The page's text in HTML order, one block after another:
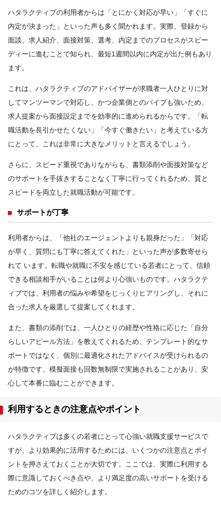
ハタラクティブの利用者からは「とにかく対応が早い」「すぐに
内定が決まった」といった声も多く聞かれます。実際、登録から
面談、求人紹介、面接対策、選考、内定までのプロセスがスピー
ディーに進むことで知られ、最短1週間以内に内定が出た例もあり
ます。
これは、ハタラクティブのアドバイザーが求職者一人ひとりに対
してマンツーマンで対応し、かつ企業側とのパイプも強いため、
求人提案から面接設定までを効率的に進められるからです。「転
職活動を長引かせたくない」「今すぐ働きたい」と考えている方
にとって、これは非常に大きなメリットと言えるでしょう。
さらに、スピード重視でありながらも、書類添削や面接対策など
のサポートを手抜きすることなく丁寧に行ってくれるため、質と
スピードを両立した就職活動が可能です。
サポートが丁寧
利用者からは、「他社のエージェントよりも親身だった」「対応
が早く、質問にも丁寧に答えてくれた」といった声が多数寄せら
れて います。転職や就職に不安を感じている若者にとって、信頼
できる相談相手がいることは何より心強いものです。ハタラクテ
ィブでは、利用者の悩みや希望をじっくりヒアリングし、それに
合った求人を厳選して提案してくれます。
また、書類の添削では、一人ひとりの経歴や性格に応じた「自分
らしいアピール方法」を教えてくれるため、テンプレート的なサ
ポートではなく、個別に最適化されたアドバイスが受けられるの
が特徴です。模擬面接も回数無制限で実施されることがあり、安
心して本番に臨むことができます。
利用するときの注意点やポイント
ハタラクティブは多くの若者にとって心強い就職支援サービスで
すが、より効果的に活用するためには、いくつかの注意点とポイ
ントを押さえておくことが大切です。ここでは、実際に利用する
際に意識しておくべき点や、より満足度の高いサポートを受ける
ためのコツを詳しく紹介します。